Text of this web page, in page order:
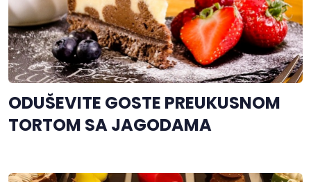
ODUŠEVITE GOSTE PREUKUSNOM
TORTOM SA JAGODAMA